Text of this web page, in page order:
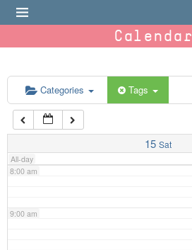
Calendar
Categories Tags
15 Sat
All-day
6:00 am
7:00 am
8:00 am
9:00 am